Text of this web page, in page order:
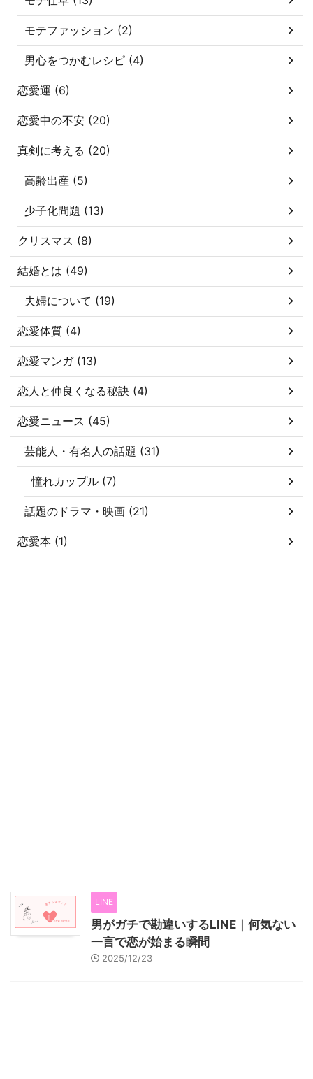
モテファッション (2)
男心をつかむレシピ (4)
恋愛運 (6)
恋愛中の不安 (20)
真剣に考える (20)
高齢出産 (5)
少子化問題 (13)
クリスマス (8)
結婚とは (49)
夫婦について (19)
恋愛体質 (4)
恋愛マンガ (13)
恋人と仲良くなる秘訣 (4)
恋愛ニュース (45)
芸能人・有名人の話題 (31)
憧れカップル (7)
話題のドラマ・映画 (21)
恋愛本 (1)
LINE
男がガチで勘違いするLINE｜何気ない
一言で恋が始まる瞬間
2025/12/23